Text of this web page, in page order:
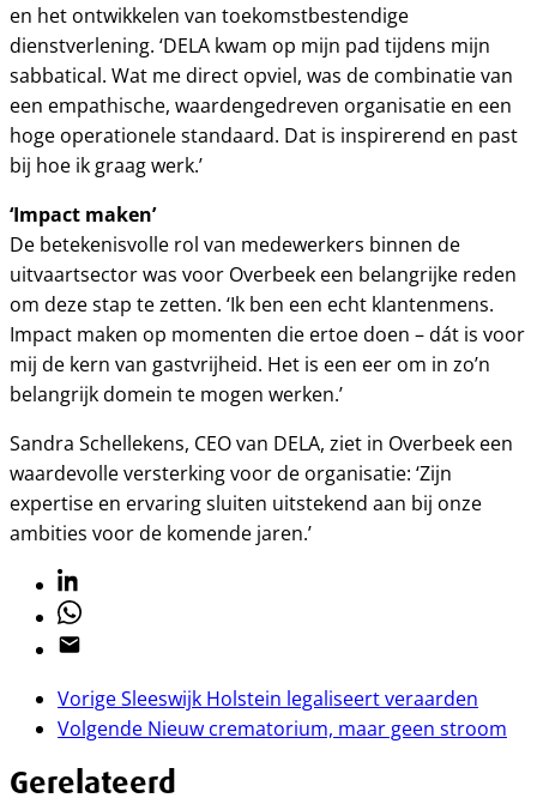
en het ontwikkelen van toekomstbestendige
dienstverlening. ‘DELA kwam op mijn pad tijdens mijn
sabbatical. Wat me direct opviel, was de combinatie van
een empathische, waardengedreven organisatie en een
hoge operationele standaard. Dat is inspirerend en past
bij hoe ik graag werk.’
‘Impact maken’
De betekenisvolle rol van medewerkers binnen de
uitvaartsector was voor Overbeek een belangrijke reden
om deze stap te zetten. ‘Ik ben een echt klantenmens.
Impact maken op momenten die ertoe doen – dát is voor
mij de kern van gastvrijheid. Het is een eer om in zo’n
belangrijk domein te mogen werken.’
Sandra Schellekens, CEO van DELA, ziet in Overbeek een
waardevolle versterking voor de organisatie: ‘Zijn
expertise en ervaring sluiten uitstekend aan bij onze
ambities voor de komende jaren.’
Linkedin
Whatsapp
Email
VorigeSleeswijk Holstein legaliseert veraarden
Volgende Nieuw crematorium, maar geen stroom
Gerelateerd